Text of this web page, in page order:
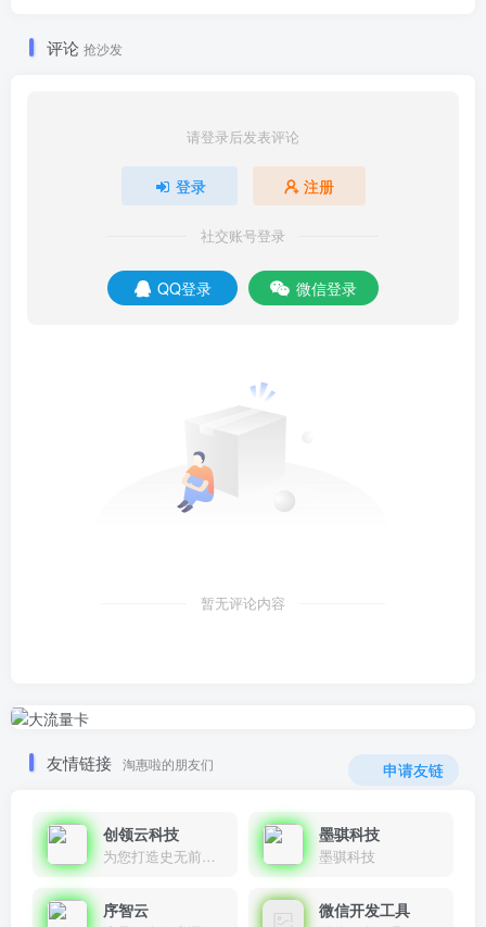
评论 抢沙发
请登录后发表评论
登录 注册
社交账号登录
QQ登录 微信登录
暂无评论内容
友情链接 淘惠啦的朋友们 申请友链
创领云科技
为您打造史无前例的应用产品带您认识新时代产品的创新
墨骐科技
墨骐科技
序智云 微信开发工具